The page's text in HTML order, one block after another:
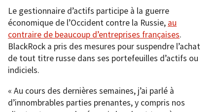
Le gestionnaire d’actifs participe à la guerre
économique de l’Occident contre la Russie, au
contraire de beaucoup d’entreprises françaises.
BlackRock a pris des mesures pour suspendre l’achat
de tout titre russe dans ses portefeuilles d’actifs ou
indiciels.
« Au cours des dernières semaines, j’ai parlé à
d’innombrables parties prenantes, y compris nos